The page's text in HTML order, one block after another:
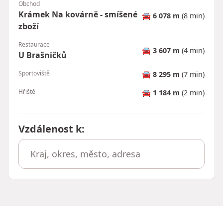
Obchod
Krámek Na kovárně - smíšené
zboží
🚘 6 078 m (8 min)
Restaurace
U Brašničků 🚘 3 607 m (4 min)
Sportoviště 🚘 8 295 m (7 min)
Hřiště 🚘 1 184 m (2 min)
Vzdálenost k: